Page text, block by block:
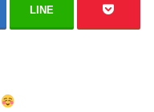
LINE